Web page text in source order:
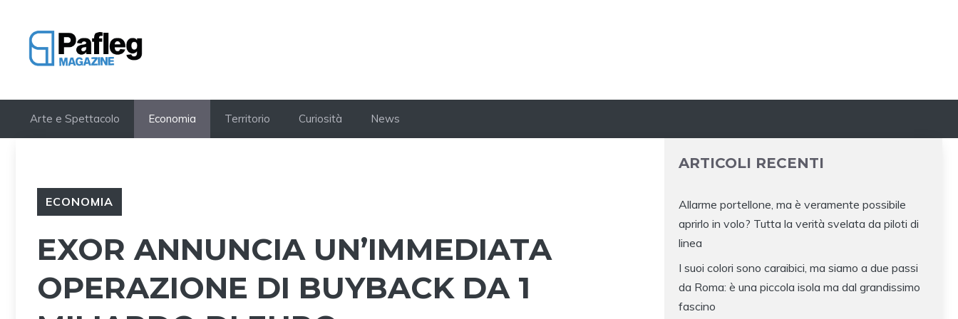
contenuto
Arte e Spettacolo Economia Territorio Curiosità News
ECONOMIA
EXOR ANNUNCIA UN’IMMEDIATA
OPERAZIONE DI BUYBACK DA 1
ARTICOLI RECENTI
Allarme portellone, ma è veramente possibile
aprirlo in volo? Tutta la verità svelata da piloti di
linea
I suoi colori sono caraibici, ma siamo a due passi
da Roma: è una piccola isola ma dal grandissimo
fascino